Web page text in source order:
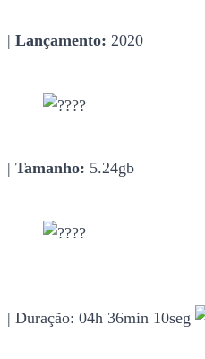
| Lançamento: 2020
| Tamanho: 5.24gb
| Duração: 04h 36min 10seg